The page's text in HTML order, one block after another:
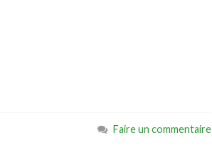
Faire un commentaire